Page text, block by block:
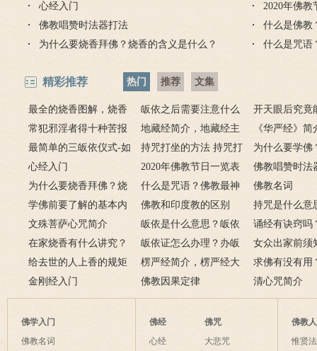
心经入门
2020年佛教
佛教唱赞时法器打法
什么是佛教
为什么要烧香拜佛？烧香的含义是什么？
什么是咒语
精彩推荐 热门 推荐 文集
最全的烧香图解，烧香
有何含义与讲究？
皈依之后需要注意什么
吗 皈依佛门后的注意事
项
开天眼后究竟
么？
常犯邪淫者得十种苦报
从婚后出轨事件看出的因
果报应
地藏经简介，地藏经主
要讲什么？
《华严经》简
广佛华严经讲
最简单的三皈依仪式-如
何授三皈五戒居士仪轨
持咒打坐的方法 持咒打
坐的姿势图
为什么要学佛
用呢？
心经入门 2020年佛教节日一览表
佛教唱赞时法
为什么要烧香拜佛？烧
香的含义是什么？
什么是咒语？佛教最神
奇的九个咒语
佛教名词
学佛前要了解的基本内
容
佛教和印度教的区别
持咒是什么意
持咒？
文殊菩萨心咒简介
皈依是什么意思？皈依
三宝又是什么意思？
诵经有诀窍吗
十二条诀窍
在家烧香有什么讲究？
一些禁忌千万不要触
碰！
皈依证怎么办理？办皈
依证后的忌讳是什么？
女众出家前须
只有一次出家
给去世的人上香的规矩
楞严经简介，楞严经大
致在讲什么？
求佛有没有用
说佛菩萨可以
金刚经入门 佛教因果定律 清心咒简介
佛学入门
佛教名词
佛经
心经
佛咒
大悲咒
佛教
惟贤